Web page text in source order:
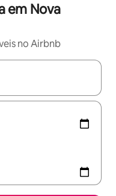
em Nova
no Airbnb
explore-os